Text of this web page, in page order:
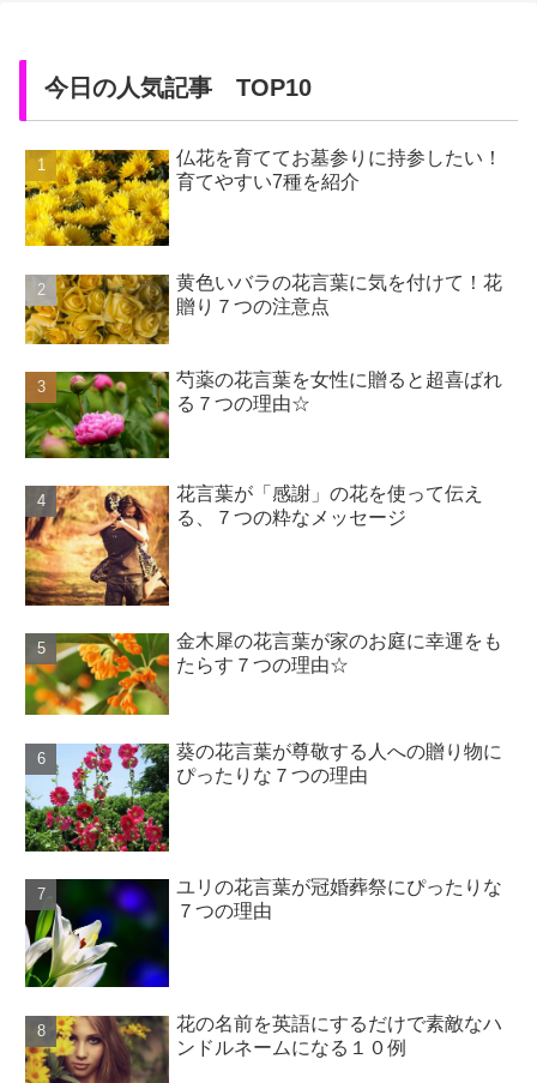
今日の人気記事 TOP10
仏花を育ててお墓参りに持参したい！
育てやすい7種を紹介
黄色いバラの花言葉に気を付けて！花
贈り７つの注意点
芍薬の花言葉を女性に贈ると超喜ばれ
る７つの理由☆
花言葉が「感謝」の花を使って伝え
る、７つの粋なメッセージ
金木犀の花言葉が家のお庭に幸運をも
たらす７つの理由☆
葵の花言葉が尊敬する人への贈り物に
ぴったりな７つの理由
ユリの花言葉が冠婚葬祭にぴったりな
７つの理由
花の名前を英語にするだけで素敵なハ
ンドルネームになる１０例